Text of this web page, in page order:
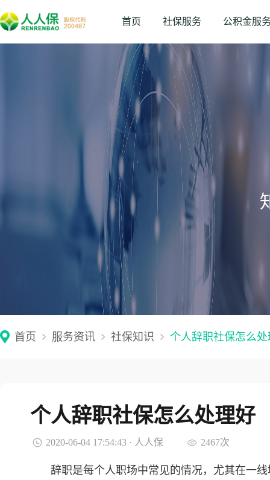
首页 社保服务 公积金服
首页 服务资讯 社保知识 个人辞职社保怎么处
个人辞职社保怎么处理好
2020-06-04 17:54:43 · 人人保 2467次
辞职是每个人职场中常见的情况，尤其在一